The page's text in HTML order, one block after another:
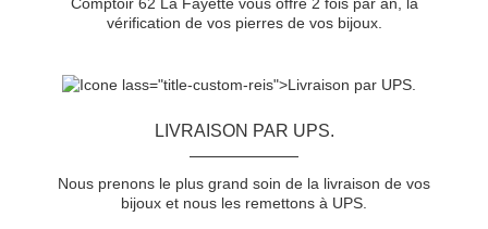
vérification de vos pierres de vos bijoux.
LIVRAISON PAR UPS.
Nous prenons le plus grand soin de la livraison de vos
bijoux et nous les remettons à UPS.